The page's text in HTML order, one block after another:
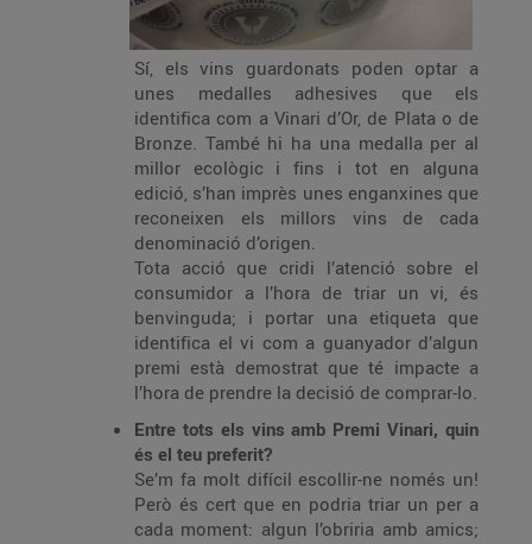
Sí, els vins guardonats poden optar a
unes medalles adhesives que els
identifica com a Vinari d’Or, de Plata o de
Bronze. També hi ha una medalla per al
millor ecològic i fins i tot en alguna
edició, s’han imprès unes enganxines que
reconeixen els millors vins de cada
denominació d’origen.
Tota acció que cridi l’atenció sobre el
consumidor a l’hora de triar un vi, és
benvinguda; i portar una etiqueta que
identifica el vi com a guanyador d’algun
premi està demostrat que té impacte a
l’hora de prendre la decisió de comprar-lo.
Entre tots els vins amb Premi Vinari, quin
és el teu preferit?
Se’m fa molt difícil escollir-ne només un!
Però és cert que en podria triar un per a
cada moment: algun l’obriria amb amics;